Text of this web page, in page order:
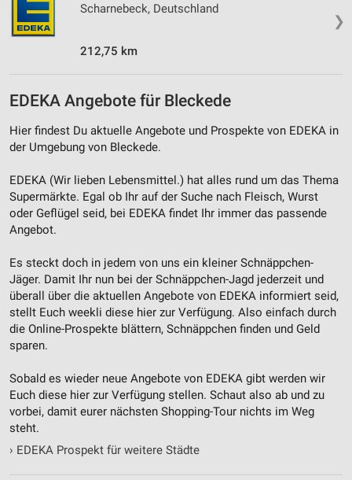
❯
Scharnebeck, Deutschland
212,75 km
EDEKA Angebote für Bleckede
Hier findest Du aktuelle Angebote und Prospekte von EDEKA in
der Umgebung von Bleckede.
EDEKA (Wir lieben Lebensmittel.) hat alles rund um das Thema
Supermärkte. Egal ob Ihr auf der Suche nach Fleisch, Wurst
oder Geflügel seid, bei EDEKA findet Ihr immer das passende
Angebot.
Es steckt doch in jedem von uns ein kleiner Schnäppchen-
Jäger. Damit Ihr nun bei der Schnäppchen-Jagd jederzeit und
überall über die aktuellen Angebote von EDEKA informiert seid,
stellt Euch weekli diese hier zur Verfügung. Also einfach durch
die Online-Prospekte blättern, Schnäppchen finden und Geld
sparen.
Sobald es wieder neue Angebote von EDEKA gibt werden wir
Euch diese hier zur Verfügung stellen. Schaut also ab und zu
vorbei, damit eurer nächsten Shopping-Tour nichts im Weg
steht.
› EDEKA Prospekt für weitere Städte